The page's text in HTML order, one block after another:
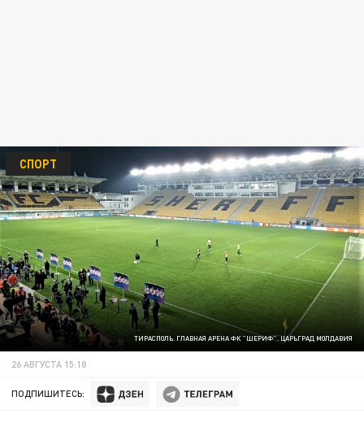
ТИРАСПОЛЬ. ГЛАВНАЯ АРЕНА ФК "ШЕРИФ". ЦАРЬГРАД МОЛДАВИЯ
СПОРТ
26 АВГУСТА 15:18
ПОДПИШИТЕСЬ: